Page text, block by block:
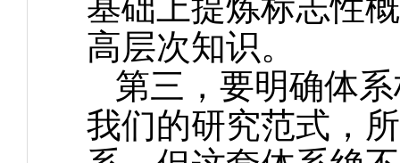
高层次知识。
第三，要明确体
我们的研究范式，